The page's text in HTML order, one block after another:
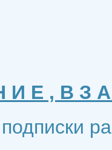
И Е , В З